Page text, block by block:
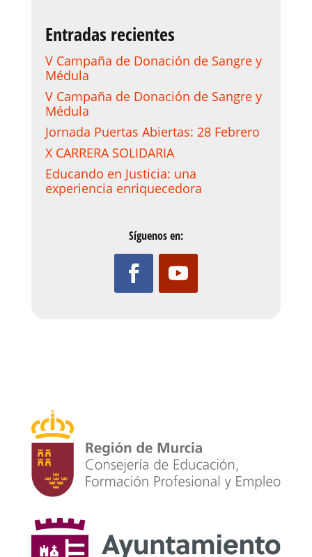
Entradas recientes
V Campaña de Donación de Sangre y
Médula
V Campaña de Donación de Sangre y
Médula
Jornada Puertas Abiertas: 28 Febrero
X CARRERA SOLIDARIA
Educando en Justicia: una
experiencia enriquecedora
Síguenos en: